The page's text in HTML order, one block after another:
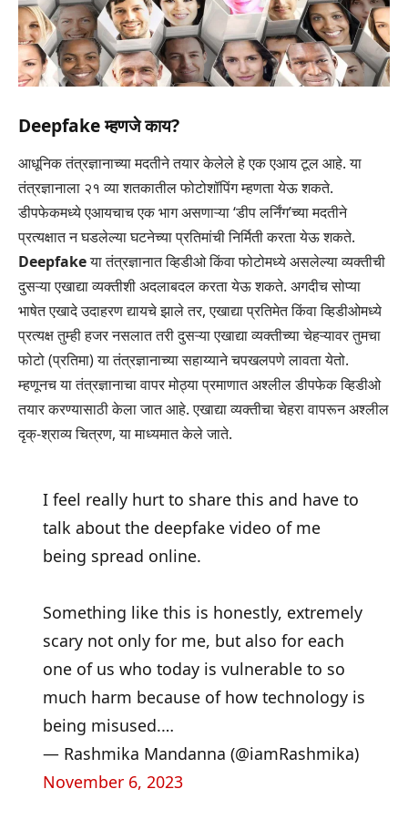
Deepfakeम्हणजे काय?
आधूनिक तंत्रज्ञानाच्या मदतीने तयार केलेले हे एक एआय टूल आहे. या
तंत्रज्ञानाला २१ व्या शतकातील फोटोशॉपिंग म्हणता येऊ शकते.
डीपफेकमध्ये एआयचाच एक भाग असणाऱ्या ‘डीप लर्निंग’च्या मदतीने
प्रत्यक्षात न घडलेल्या घटनेच्या प्रतिमांची निर्मिती करता येऊ शकते.
Deepfakeया तंत्रज्ञानात व्हिडीओ किंवा फोटोमध्ये असलेल्या व्यक्तीची
दुसऱ्या एखाद्या व्यक्तीशी अदलाबदल करता येऊ शकते. अगदीच सोप्या
भाषेत एखादे उदाहरण द्यायचे झाले तर, एखाद्या प्रतिमेत किंवा व्हिडीओमध्ये
प्रत्यक्ष तुम्ही हजर नसलात तरी दुसऱ्या एखाद्या व्यक्तीच्या चेहऱ्यावर तुमचा
फोटो (प्रतिमा) या तंत्रज्ञानाच्या सहाय्याने चपखलपणे लावता येतो.
म्हणूनच या तंत्रज्ञानाचा वापर मोठ्या प्रमाणात अश्लील डीपफेक व्हिडीओ
तयार करण्यासाठी केला जात आहे. एखाद्या व्यक्तीचा चेहरा वापरून अश्लील
दृक्-श्राव्य चित्रण, या माध्यमात केले जाते.
I feel really hurt to share this and have to
talk about the deepfake video of me
being spread online.
Something like this is honestly, extremely
scary not only for me, but also for each
one of us who today is vulnerable to so
much harm because of how technology is
being misused.…
— Rashmika Mandanna (@iamRashmika)
November 6, 2023